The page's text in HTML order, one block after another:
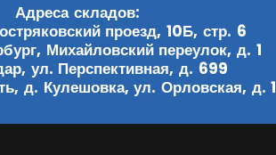
Адреса складов:
проезд, 10Б, стр. 6
Михайловский переулок, д. 1
ул. Перспективная, д. 699
д. Кулешовка, ул. Орловская, д. 1